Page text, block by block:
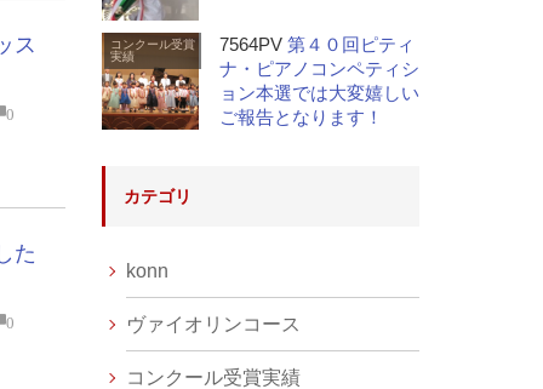
ス
0
た
0
コンクール受賞
実績
7564PV 第４０回ピティ
ナ・ピアノコンペティシ
ョン本選では大変嬉しい
ご報告となります！
カテゴリ
konn
ヴァイオリンコース
コンクール受賞実績